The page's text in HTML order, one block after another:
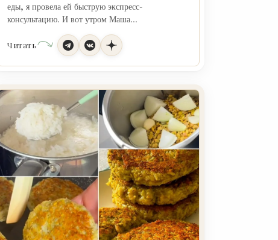
еды, я провела ей быструю экспресс-
консультацию. И вот утром Маша...
Читать